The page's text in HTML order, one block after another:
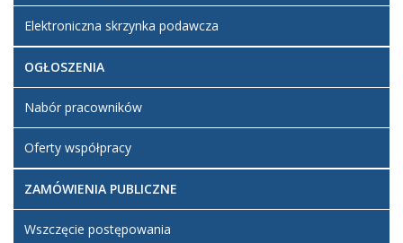
Elektroniczna skrzynka podawcza
OGŁOSZENIA
Nabór pracowników
Oferty współpracy
ZAMÓWIENIA PUBLICZNE
Wszczęcie postępowania